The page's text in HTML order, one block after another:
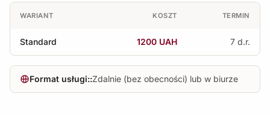
WARIANT KOSZT TERMIN
Standard 1200 UAH 7 d.r.
Format usługi::Zdalnie (bez obecności) lub w biurze